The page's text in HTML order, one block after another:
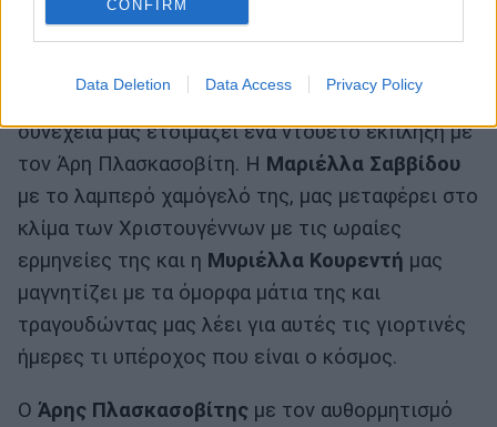
CONFIRM
Data Deletion Data Access Privacy Policy
διαχρονικά και αγαπημένα τραγούδια, ενώ στη
συνέχεια μας ετοιμάζει ένα ντουέτο έκπληξη με
τον Άρη Πλασκασοβίτη. Η Μαριέλλα Σαββίδου
με το λαμπερό χαμόγελό της, μας μεταφέρει στο
κλίμα των Χριστουγέννων με τις ωραίες
ερμηνείες της και η Μυριέλλα Κουρεντή μας
μαγνητίζει με τα όμορφα μάτια της και
τραγουδώντας μας λέει για αυτές τις γιορτινές
ήμερες τι υπέροχος που είναι ο κόσμος.
Ο Άρης Πλασκασοβίτης με τον αυθορμητισμό